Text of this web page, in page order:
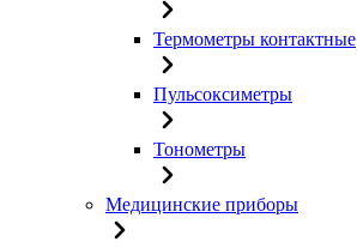
Термометры контактные
Пульсоксиметры
Тонометры
Медицинские приборы